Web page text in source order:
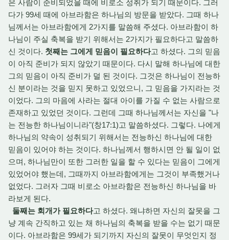
은 사람이 준비되었을 때에 비로소 성취가 되기 때문이다. 그러
다가 99세 때에 아브라함은 하나님의 방문을 받았다. 그때 하나
님께서는 아브라함에게 2가지를 말씀해 주셨다. 아브라함이 하
나님이 주실 축복을 받기 위해서는 2가지가 필요하다고 말씀하
신 것이다. 첫째는 그에게 믿음이 필요하다고 하셨다. 그의 믿음
이 아직 준비가 되지 않았기 때문이다. 다시 말해 하나님에 대한
그의 믿음이 아직 준비가 덜 된 것이다. 그것은 하나님이 전능하
신 분이라는 것을 믿지 못하고 있었으니, 그 믿음을 가지라는 것
이었다. 그의 마음에 사라는 절대 아이를 가질 수 없는 사람으로
존재하고 있었던 것이다. 그런데 그때 하나님께서는 자신을 "나
는 전능한 하나님이니라"(창17:1)고 말씀하셨다. 그렇다. 나에게
하나님의 약속이 성취되기 위해서는 전능하신 하나님에 대한
믿음이 있어야 하는 것이다. 하나님께서 행하시면 안 될 일이 없
으며, 하나님만이 또한 그러한 일을 할 수 있다는 믿음이 그에게
있었어야 했는데, 그때까지 아브라함에게는 그것이 부족했거나
없었다. 그러자 그때 비로소 아브라함은 전능하신 하나님을 바
라보게 된다.
둘째는 회개가 필요하다고 하셨다. 왜냐하면 자신의 잘못을 그
냥 계속 간직하고 있는 채 하나님의 축복을 받을 수는 없기 때문
이다. 아브라함은 99세가 되기까지 자신의 잘못이 무엇인지 정